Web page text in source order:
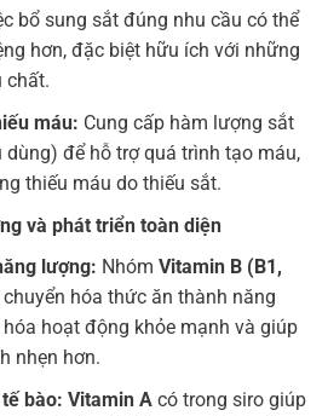
bổ sung sắt đúng nhu cầu có thể
hơn, đặc biệt hữu ích với những
chất.
máu: Cung cấp hàm lượng sắt
để hỗ trợ quá trình tạo máu,
thiếu máu do thiếu sắt.
và phát triển toàn diện
lượng: Nhóm Vitamin B (B1,
hóa thức ăn thành năng
hoạt động khỏe mạnh và giúp
nhẹn hơn.
bào: Vitamin Acó trong siro giúp